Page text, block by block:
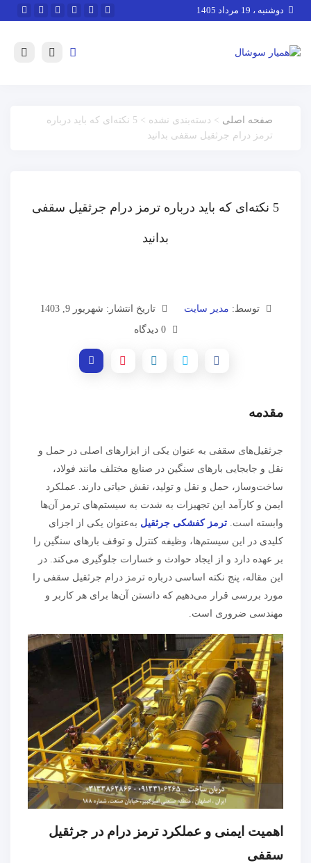
دوشنبه ، 19 مرداد 1405
صفحه اصلی
> دسته‌بندی نشده > 5 نکته‌ای که باید درباره
ترمز درام جرثقیل سقفی بدانید
5 نکته‌ای که باید درباره ترمز درام جرثقیل سقفی
بدانید
توسط: مدیر سایت
تاریخ انتشار: شهریور 9, 1403
0 دیدگاه
مقدمه
جرثقیل‌های سقفی به عنوان یکی از ابزارهای اصلی در حمل و
نقل و جابجایی بارهای سنگین در صنایع مختلف مانند فولاد،
ساخت‌وساز، حمل و نقل و تولید، نقش حیاتی دارند. عملکرد
ایمن و کارآمد این تجهیزات به شدت به سیستم‌های ترمز آن‌ها
وابسته است. ترمز کفشکی جرثقیل به‌عنوان یکی از اجزای
کلیدی در این سیستم‌ها، وظیفه کنترل و توقف بارهای سنگین را
بر عهده دارد و از ایجاد حوادث و خسارات جلوگیری می‌کند. در
این مقاله، پنج نکته اساسی درباره ترمز درام جرثقیل سقفی را
مورد بررسی قرار می‌دهیم که دانستن آن‌ها برای هر کاربر و
مهندسی ضروری است.
اهمیت ایمنی و عملکرد ترمز درام در جرثقیل
سقفی